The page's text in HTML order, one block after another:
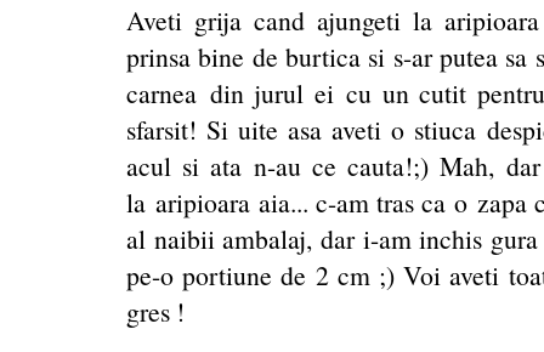
Aveti grija cand ajungeti la
prinsa bine de burtica si s-ar putea
carnea din jurul ei cu un cutit
sfarsit! Si uite asa aveti o stiuca
acul si ata n-au ce cauta!;) Mah,
la aripioara aia... c-am tras ca o
al naibii ambalaj, dar i-am inchis
pe-o portiune de 2 cm ;) Voi aveti
gres !